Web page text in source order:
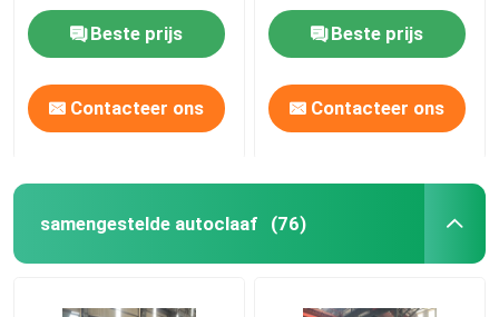
Concrete Blokasme
norm
Beste prijs
Contacteer ons
de autoclaaf van de
Drukvatautoclaaf AAC
Beste prijs
Contacteer ons
samengestelde autoclaaf (76)